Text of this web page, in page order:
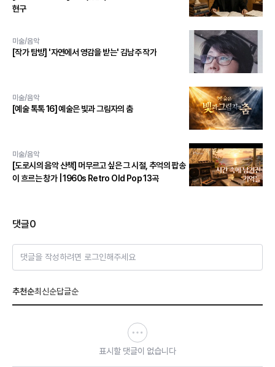
현구
미술/음악
[작가 탐방] '자연에서 영감을 받는' 김남주 작가
미술/음악
[예술 톡톡 16] 예술은 빛과 그림자의 춤
미술/음악
[도로시의 음악 산책] 머무르고 싶은 그 시절, 추억의 팝송
이 흐르는 창가 | 1960s Retro Old Pop 13곡
댓글0
댓글을 작성하려면 로그인해주세요
추천순최신순답글순
표시할 댓글이 없습니다